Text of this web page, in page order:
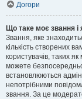
Догори
Що таке моє звання і
Звання, яке
кількість створених
користувачів, таких
можете
встановлюються
непотрібними
звання. За це